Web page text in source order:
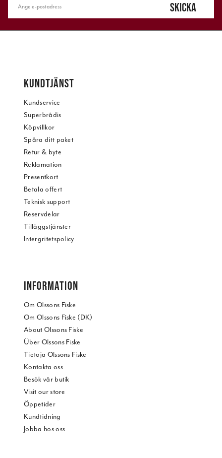
SKICKA
KUNDTJÄNST
Kundservice
Superbrådis
Köpvillkor
Spåra ditt paket
Retur & byte
Reklamation
Presentkort
Betala offert
Teknisk support
Reservdelar
Tilläggstjänster
Intergritetspolicy
INFORMATION
Om Olssons Fiske
Om Olssons Fiske (DK)
About Olssons Fiske
Über Olssons Fiske
Tietoja Olssons Fiske
Kontakta oss
Besök vår butik
Visit our store
Öppetider
Kundtidning
Jobba hos oss